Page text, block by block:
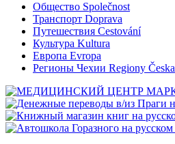
Общество Společnost
Транспорт Doprava
Путешествия Cestování
Культура Kultura
Европа Evropa
Регионы Чехии Regiony Česka